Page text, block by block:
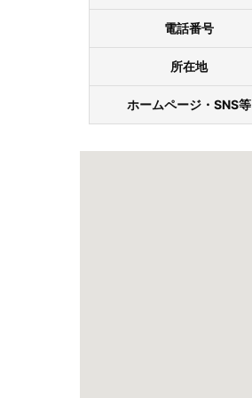
電話番号
所在地
ホームページ・SNS等